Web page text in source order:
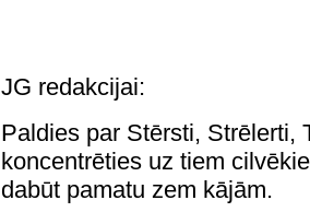
JG redakcijai:
Paldies par Stērsti, Strēlerti,
koncentrēties uz tiem
dabūt pamatu zem kājām.